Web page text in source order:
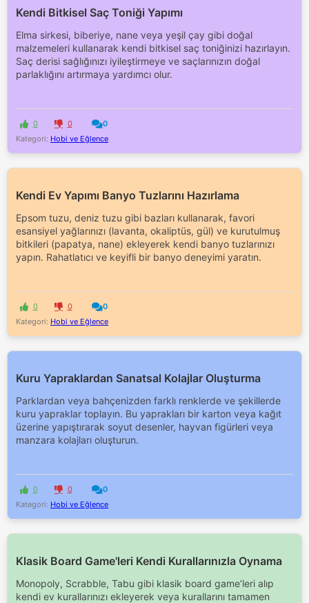
Kendi Bitkisel Saç Toniği Yapımı
Elma sirkesi, biberiye, nane veya yeşil çay gibi doğal
malzemeleri kullanarak kendi bitkisel saç toniğinizi hazırlayın.
Saç derisi sağlığınızı iyileştirmeye ve saçlarınızın doğal
parlaklığını artırmaya yardımcı olur.
0 0
0
Kategori: Hobi ve Eğlence
Kendi Ev Yapımı Banyo Tuzlarını Hazırlama
Epsom tuzu, deniz tuzu gibi bazları kullanarak, favori
esansiyel yağlarınızı (lavanta, okaliptüs, gül) ve kurutulmuş
bitkileri (papatya, nane) ekleyerek kendi banyo tuzlarınızı
yapın. Rahatlatıcı ve keyifli bir banyo deneyimi yaratın.
0 0
0
Kategori: Hobi ve Eğlence
Kuru Yapraklardan Sanatsal Kolajlar Oluşturma
Parklardan veya bahçenizden farklı renklerde ve şekillerde
kuru yapraklar toplayın. Bu yaprakları bir karton veya kağıt
üzerine yapıştırarak soyut desenler, hayvan figürleri veya
manzara kolajları oluşturun.
0 0
0
Kategori: Hobi ve Eğlence
Klasik Board Game'leri Kendi Kurallarınızla Oynama
Monopoly, Scrabble, Tabu gibi klasik board game’leri alıp
kendi ev kurallarınızı ekleyerek veya kurallarını tamamen